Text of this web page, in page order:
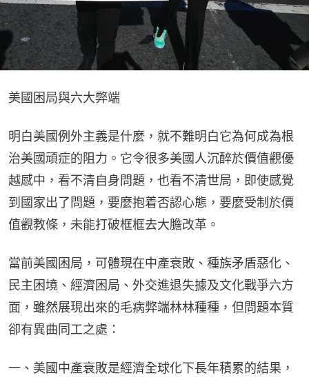
美國困局與六大弊端
明白美國例外主義是什麼，就不難明白它為何成為根
治美國頑症的阻力。它令很多美國人沉醉於價值觀優
越感中，看不清自身問題，也看不清世局，即使感覺
到國家出了問題，要麼抱着否認心態，要麼受制於價
值觀教條，未能打破框框去大膽改革。
當前美國困局，可體現在中產衰敗、種族矛盾惡化、
民主困境、經濟困局、外交進退失據及文化戰爭六方
面，雖然展現出來的毛病弊端林林種種，但問題本質
卻有異曲同工之處：
一、美國中產衰敗是經濟全球化下長年積累的結果，